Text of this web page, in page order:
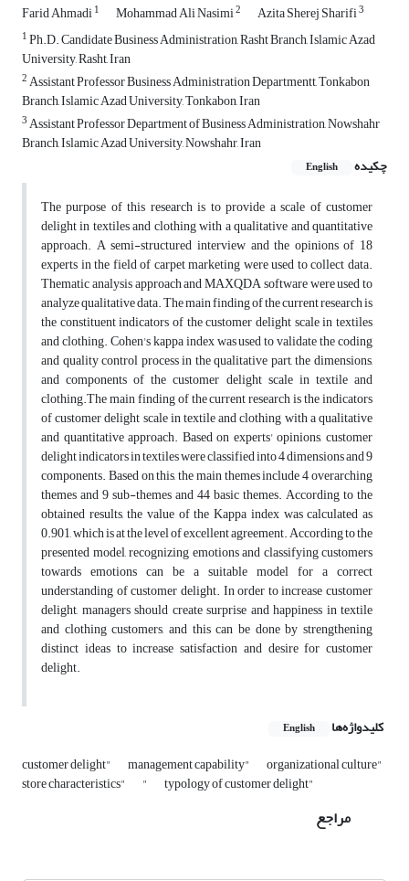
Farid Ahmadi1 Mohammad Ali Nasimi2 Azita Sherej Sharifi3
1Ph.D. Candidate Business Administration, Rasht Branch, Islamic Azad
University, Rasht, Iran
2Assistant Professor Business Administration Departmentt, Tonkabon
Branch, Islamic Azad University, Tonkabon, Iran
3Assistant Professor Department of Business Administration, Nowshahr
Branch, Islamic Azad University, Nowshahr, Iran
چکیده
English
The purpose of this research is to provide a scale of customer
delight in textiles and clothing with a qualitative and quantitative
approach. A semi-structured interview and the opinions of 18
experts in the field of carpet marketing were used to collect data.
Thematic analysis approach and MAXQDA software were used to
analyze qualitative data. The main finding of the current research is
the constituent indicators of the customer delight scale in textiles
and clothing. Cohen's kappa index was used to validate the coding
and quality control process in the qualitative part, the dimensions,
and components of the customer delight scale in textile and
clothing.The main finding of the current research is the indicators
of customer delight scale in textile and clothing with a qualitative
and quantitative approach. Based on experts' opinions, customer
delight indicators in textiles were classified into 4 dimensions and 9
components. Based on this, the main themes include 4 overarching
themes and 9 sub-themes and 44 basic themes. According to the
obtained results, the value of the Kappa index was calculated as
0.901, which is at the level of excellent agreement. According to the
presented model, recognizing emotions and classifying customers
towards emotions can be a suitable model for a correct
understanding of customer delight. In order to increase customer
delight, managers should create surprise and happiness in textile
and clothing customers, and this can be done by strengthening
distinct ideas to increase satisfaction and desire for customer
delight.
کلیدواژه‌ها English
customer delight" management capability" organizational culture"
store characteristics" " typology of customer delight"
مراجع